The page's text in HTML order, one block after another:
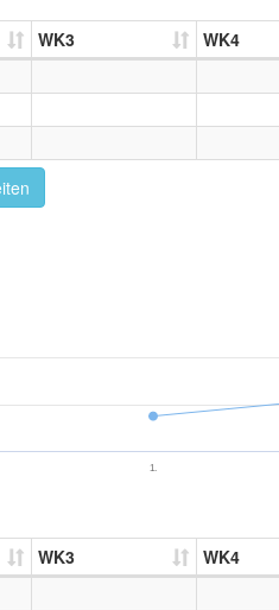
WK3 WK4
1.
WK3 WK4